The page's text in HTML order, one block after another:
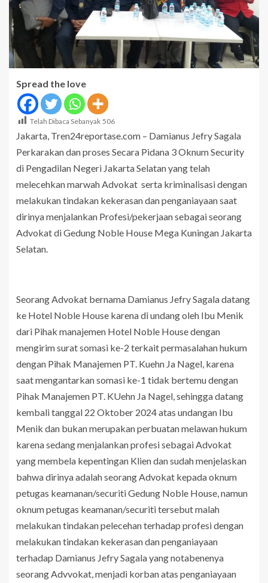
Spread the love
Telah Dibaca Sebanyak 506
Jakarta, Tren24reportase.com – Damianus Jefry Sagala
Perkarakan dan proses Secara Pidana 3 Oknum Security
di Pengadilan Negeri Jakarta Selatan yang telah
melecehkan marwah Advokat serta kriminalisasi dengan
melakukan tindakan kekerasan dan penganiayaan saat
dirinya menjalankan Profesi/pekerjaan sebagai seorang
Advokat di Gedung Noble House Mega Kuningan Jakarta
Selatan.
Seorang Advokat bernama Damianus Jefry Sagala datang
ke Hotel Noble House karena di undang oleh Ibu Menik
dari Pihak manajemen Hotel Noble House dengan
mengirim surat somasi ke-2 terkait permasalahan hukum
dengan Pihak Manajemen PT. Kuehn Ja Nagel, karena
saat mengantarkan somasi ke-1 tidak bertemu dengan
Pihak Manajemen PT. KUehn Ja Nagel, sehingga datang
kembali tanggal 22 Oktober 2024 atas undangan Ibu
Menik dan bukan merupakan perbuatan melawan hukum
karena sedang menjalankan profesi sebagai Advokat
yang membela kepentingan Klien dan sudah menjelaskan
bahwa dirinya adalah seorang Advokat kepada oknum
petugas keamanan/securiti Gedung Noble House, namun
oknum petugas keamanan/securiti tersebut malah
melakukan tindakan pelecehan terhadap profesi dengan
melakukan tindakan kekerasan dan penganiayaan
terhadap Damianus Jefry Sagala yang notabenenya
seorang Advvokat, menjadi korban atas penganiayaan